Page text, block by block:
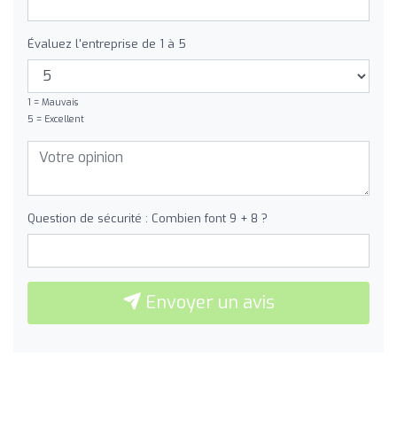
Évaluez l'entreprise de 1 à 5
1 = Mauvais
5 = Excellent
Question de sécurité : Combien font 9 + 8 ?
Envoyer un avis